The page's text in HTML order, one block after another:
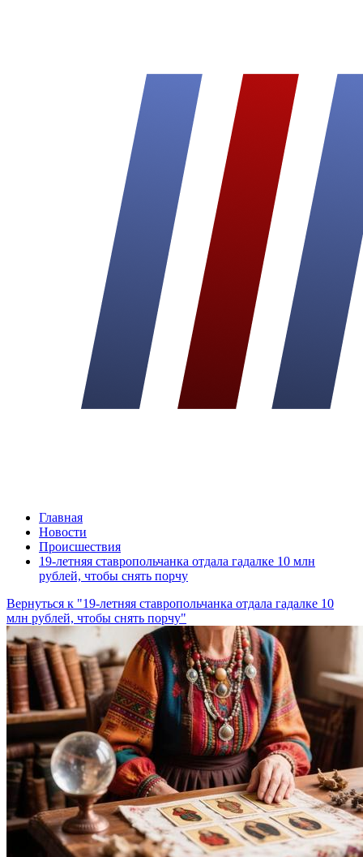
Главная
Новости
Происшествия
19-летняя ставропольчанка отдала гадалке 10 млн
рублей, чтобы снять порчу
Вернуться к "19-летняя ставропольчанка отдала гадалке 10
млн рублей, чтобы снять порчу"